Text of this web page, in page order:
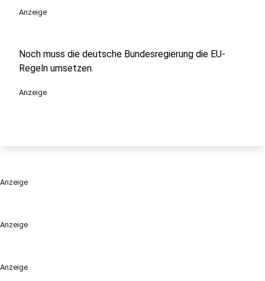
Anzeige
Anzeige
Anzeige
Noch muss die deutsche Bundesregierung die EU-
Regeln umsetzen.
Anzeige
Anzeige